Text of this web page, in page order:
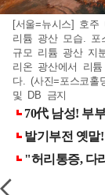
[서울=뉴시스] 호주
리튬 광산 모습. 포
규모 리튬 광산 지
리온 광산에서 리
다. (사진=포스코
및 DB 금지